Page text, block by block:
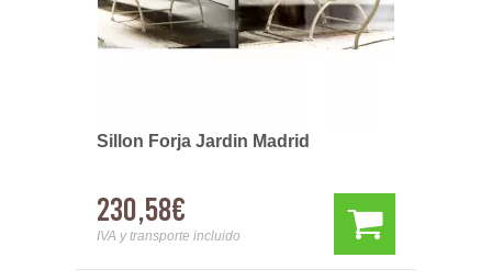
Sillon Forja Jardin Madrid
230,58€
IVA y transporte incluido